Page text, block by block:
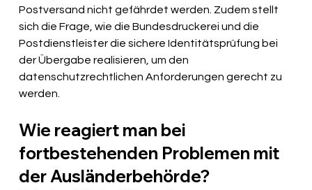
Postversand nicht gefährdet werden. Zudem stellt
sich die Frage, wie die Bundesdruckerei und die
Postdienstleister die sichere Identitätsprüfung bei
der Übergabe realisieren, um den
datenschutzrechtlichen Anforderungen gerecht zu
werden.
Wie reagiert man bei
fortbestehenden Problemen mit
der Ausländerbehörde?